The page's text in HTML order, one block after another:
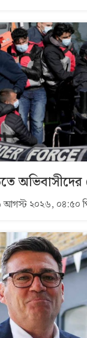
আগস্ট ২০২৬, ০৪:৫০